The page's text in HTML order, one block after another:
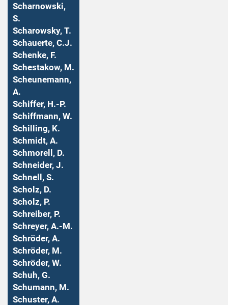
Scharnowski,
S.
Scharowsky, T.
Schauerte, C.J.
Schenke, F.
Schestakow, M.
Scheunemann,
A.
Schiffer, H.-P.
Schiffmann, W.
Schilling, K.
Schmidt, A.
Schmorell, D.
Schneider, J.
Schnell, S.
Scholz, D.
Scholz, P.
Schreiber, P.
Schreyer, A.-M.
Schröder, A.
Schröder, M.
Schröder, W.
Schuh, G.
Schumann, M.
Schuster, A.